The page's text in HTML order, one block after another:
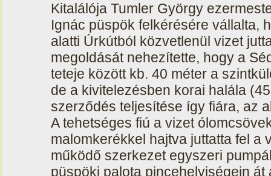
Kitalálója Tumler György
Ignác püspök felkérésére vállalta,
alatti Úrkútból közvetlenül vizet
megoldását nehezítette, hogy a
teteje között kb. 40 méter a
de a kivitelezésben korai halála
szerződés teljesítése így fiára, az
A tehetséges fiú a vizet
malomkerékkel hajtva juttatta fel a
működő szerkezet egyszeri
püspöki palota pincehelyiségein át